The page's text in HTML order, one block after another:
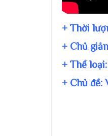
+ Thời
+ Chủ
+ Thể
+ Chủ đề: